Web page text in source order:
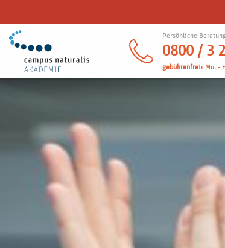
Persönliche
0800 / 3
gebührenfrei: Mo. -